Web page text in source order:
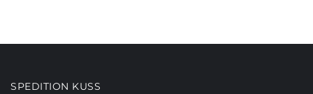
SPEDITION KUSS